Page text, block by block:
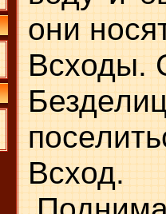
они
Всходы.
Всход.